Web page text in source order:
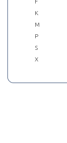
F
K
M
P
S
X